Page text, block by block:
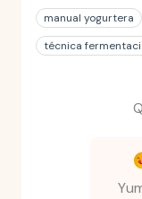
manual yogurtera
técnica